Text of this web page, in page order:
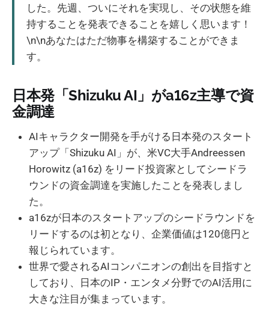
した。先週、ついにそれを実現し、その状態を維
持することを発表できることを嬉しく思います！
\n\nあなたはただ物事を構築することができま
す。
日本発「Shizuku AI」がa16z主導で資
金調達
AIキャラクター開発を手がける日本発のスタート
アップ「Shizuku AI」が、米VC大手Andreessen
Horowitz (a16z) をリード投資家としてシードラ
ウンドの資金調達を実施したことを発表しまし
た。
a16zが日本のスタートアップのシードラウンドを
リードするのは初となり、企業価値は120億円と
報じられています。
世界で愛されるAIコンパニオンの創出を目指すと
しており、日本のIP・エンタメ分野でのAI活用に
大きな注目が集まっています。